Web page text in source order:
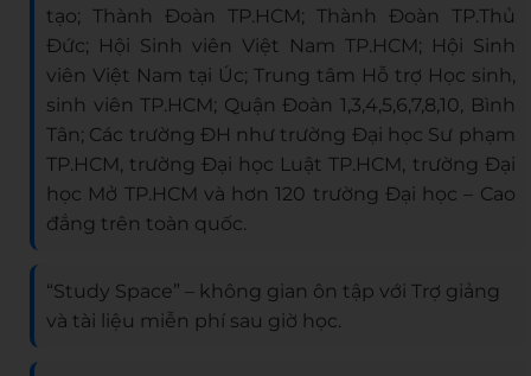
tạo; Thành Đoàn TP.HCM; Thành Đoàn TP.Thủ
Đức; Hội Sinh viên Việt Nam TP.HCM; Hội Sinh
viên Việt Nam tại Úc; Trung tâm Hỗ trợ Học sinh,
sinh viên TP.HCM; Quận Đoàn 1,3,4,5,6,7,8,10, Bình
Tân; Các trường ĐH như trường Đại học Sư phạm
TP.HCM, trường Đại học Luật TP.HCM, trường Đại
học Mở TP.HCM và hơn 120 trường Đại học – Cao
đẳng trên toàn quốc.
“Study Space” – không gian ôn tập với Trợ giảng
và tài liệu miễn phí sau giờ học.